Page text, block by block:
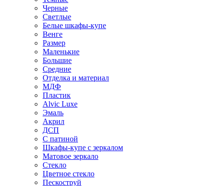
Черные
Светлые
Белые шкафы-купе
Венге
Размер
Маленькие
Большие
Средние
Отделка и материал
МДФ
Пластик
Alvic Luxe
Эмаль
Акрил
ДСП
С патиной
Шкафы-купе с зеркалом
Матовое зеркало
Стекло
Цветное стекло
Пескоструй